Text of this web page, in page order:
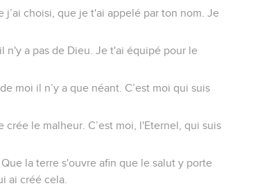
j’ai choisi, que je t'ai appelé par ton nom. Je
n'y a pas de Dieu. Je t'ai équipé pour le
moi il n’y a que néant. C’est moi qui suis
le malheur. C’est moi, l'Eternel, qui suis
la terre s'ouvre afin que le salut y porte
ai créé cela.